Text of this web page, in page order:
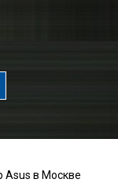
Asus в Москве